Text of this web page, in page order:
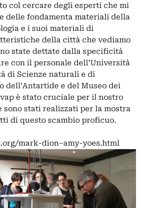
col cercare degli esperti che mi
delle fondamenta materiali della
e i suoi materiali di
della città che vediamo
state dettate dalla specificità
con il personale dell’Università
di Scienze naturali e di
dell’Antartide e del Museo dei
è stato cruciale per il nostro
sono stati realizzati per la mostra
di questo scambio proficuo.
mark-dion–amy-yoes.html